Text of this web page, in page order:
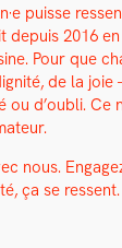
puisse
depuis 2016
Pour que
de la
d’oubli. Ce
nous.
ça se